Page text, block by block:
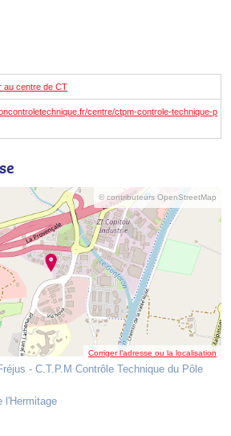
au centre de CT
centre/ctpm-controle-technique-p
© contributeurs OpenStreetMap
Corriger l’adresse ou la localisation
- C.T.P.M Contrôle Technique du Pôle
l'Hermitage